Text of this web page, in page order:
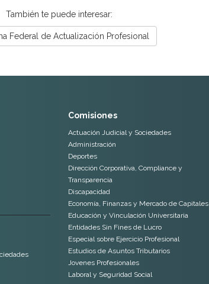
También te puede interesar:
Federal de Actualización Profesional
Comisiones
Actuación Judicial y Sociedades
Administración
Deportes
Dirección Corporativa, Compliance y
Transparencia
Discapacidad
Economía, Finanzas y Mercado de Capitales
Educación y Vinculación Universitaria
Entidades Sin Fines de Lucro
Especial sobre Ejercicio Profesional
Estudios de Asuntos Tributarios
Jovenes Profesionales
Laboral y Seguridad Social